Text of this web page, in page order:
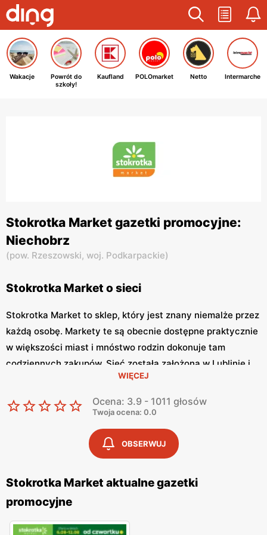
Wakacje
Powrót do
szkoły!
Kaufland POLOmarket Netto Intermarche
Stokrotka Market gazetki promocyjne:
Niechobrz
(pow. Rzeszowski, woj. Podkarpackie)
Stokrotka Market o sieci
Stokrotka Market to sklep, który jest znany niemalże przez
każdą osobę. Markety te są obecnie dostępne praktycznie
w większości miast i mnóstwo rodzin dokonuje tam
codziennych zakupów. Sieć została założona w Lublinie i
opiera się na polskim kapitale. Na samym początku jej
nazwa brzmiała Eden. W punktach tej sieci można znaleźć
mnóstwo artykułów spożywczych, a także gospodarstwa
Pod logiem Stokrotka Market, można znaleźć produkty
mają atrakcyjne ceny. Aby korzystać z niskich cen jakie są
tam oferowane, warto posiadać aplikację Ding, na swoim
WIĘCEJ
Ocena: 3.9 - 1011 głosów
Twoja ocena: 0.0
OBSERWUJ
Stokrotka Market aktualne gazetki
promocyjne